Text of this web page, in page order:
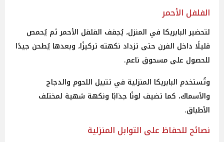
الفلفل الأحمر
لتحضير البابريكا في المنزل، يُجفف الفلفل الأحمر ثم يُحمص
قليلًا داخل الفرن حتى تزداد نكهته تركيزًا، وبعدها يُطحن جيدًا
للحصول على مسحوق ناعم.
وتُستخدم البابريكا المنزلية في تتبيل اللحوم والدجاج
والأسماك، كما تضيف لونًا جذابًا ونكهة شهية لمختلف
الأطباق.
نصائح للحفاظ على التوابل المنزلية